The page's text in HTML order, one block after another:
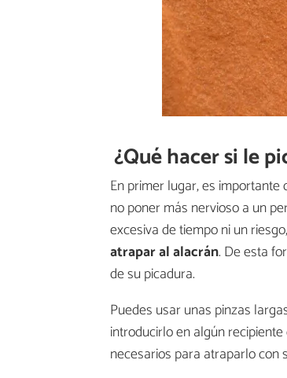
¿Qué hacer si le
En primer lugar, es
no poner más nervioso a un
excesiva de tiempo ni un
atrapar al alacrán. De esta
de su picadura.
Puedes usar unas pinzas
introducirlo en algún
necesarios para atraparlo con